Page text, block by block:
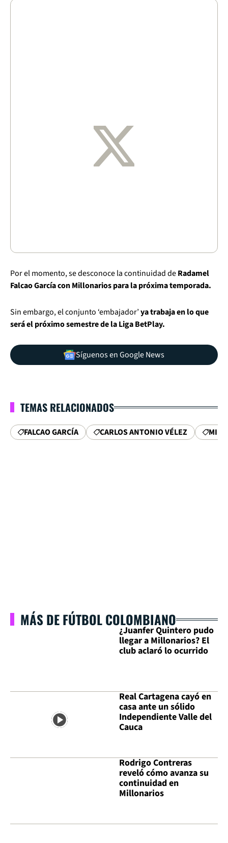
Por el momento, se desconoce la continuidad deRadamel
Falcao García con Millonarios para la próxima temporada.
Sin embargo, el conjunto ‘embajador’ya trabaja en lo que
será el próximo semestre de la Liga BetPlay.
Síguenos en Google News
TEMAS RELACIONADOS
FALCAO GARCÍA CARLOS ANTONIO VÉLEZ
MÁS DE FÚTBOL COLOMBIANO
¿Juanfer Quintero pudo
llegar a Millonarios? El
club aclaró lo ocurrido
Real Cartagena cayó en
casa ante un sólido
Independiente Valle del
Cauca
Rodrigo Contreras
reveló cómo avanza su
continuidad en
Millonarios